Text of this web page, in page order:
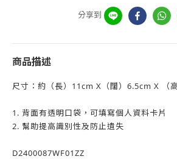
分享到
商品描述
尺寸：約（長）11cm X（闊）6.5cm X （
1. 背面有透明口袋，可填寫個人資料卡片
2. 幫助提高識別性及防止遺失
D2400087WF01ZZ